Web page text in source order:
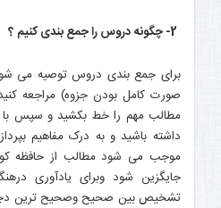
2- چگونه دروس را جمع بندی کنیم ؟
برای جمع بندی دروس توصیه می
صورت کامل بودن جزوه) مراجعه
مطالب مهم را خط بکشید و سپس با
داشته باشید و به درک مفاهیم
موجب می شود مطالب از حافظه
جایگزین شود وبرای یادآوری
تشخیص بین صحیح وصحیح ترین